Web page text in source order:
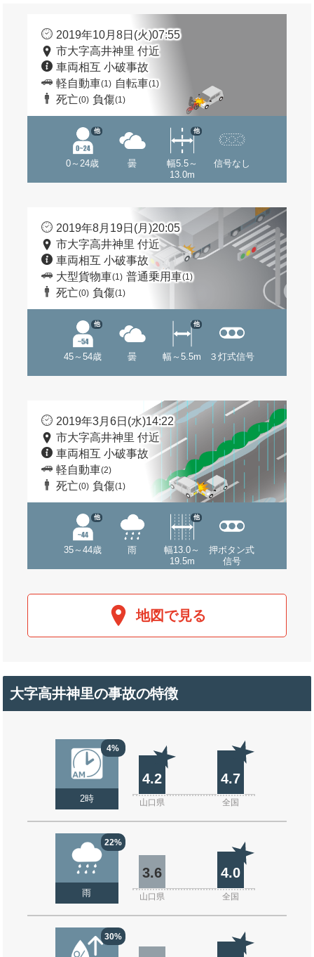
2019年10月8日(火)07:55
市大字高井神里 付近
車両相互 小破事故
軽自動車(1) 自転車(1)
死亡(0) 負傷(1)
0～24歳
他
曇
幅5.5～
13.0m
他
信号なし
2019年8月19日(月)20:05
市大字高井神里 付近
車両相互 小破事故
大型貨物車(1) 普通乗用車(1)
死亡(0) 負傷(1)
45～54歳
他
曇 幅～5.5m
他
３灯式信号
2019年3月6日(水)14:22
市大字高井神里 付近
車両相互 小破事故
軽自動車(2)
死亡(0) 負傷(1)
35～44歳
他
雨
幅13.0～
19.5m
他
押ボタン式
信号
地図で見る
大字高井神里の事故の特徴
4%
2時
4.2 4.7
山口県 全国
22%
雨
3.6 4.0
山口県 全国
30%